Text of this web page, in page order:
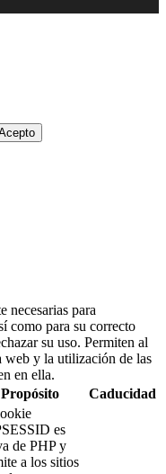
necesarias para
como para su correcto
su uso. Permiten al
web y la utilización de las
en ella.
Propósito Caducidad
es
de PHP y
a los sitios